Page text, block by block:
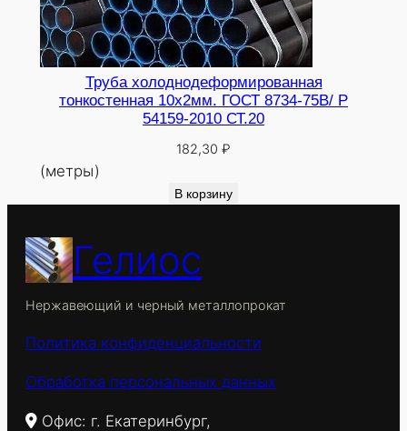
Труба холоднодеформированная
тонкостенная 10х2мм. ГОСТ 8734-75В/ Р
54159-2010 СТ.20
182,30 ₽
(метры)
В корзину
Гелиос
Нержавеющий и черный металлопрокат
Политика конфиденциальности
Обработка персональных данных
Офис: г. Екатеринбург,